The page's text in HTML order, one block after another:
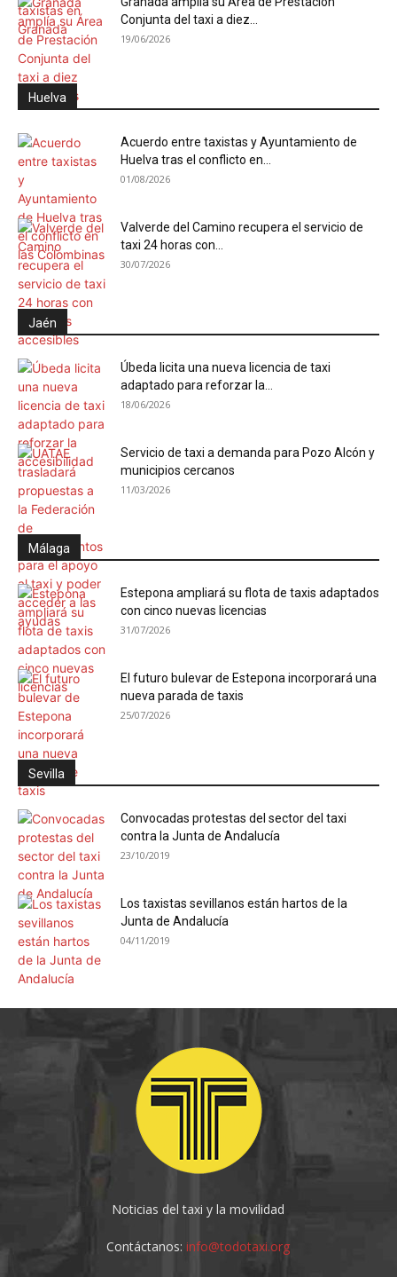
Conjunta del taxi a diez...
19/06/2026
Huelva
Acuerdo entre taxistas y Ayuntamiento de
Huelva tras el conflicto en...
01/08/2026
Valverde del Camino recupera el servicio de
taxi 24 horas con...
30/07/2026
Jaén
Úbeda licita una nueva licencia de taxi
adaptado para reforzar la...
18/06/2026
Servicio de taxi a demanda para Pozo Alcón y
municipios cercanos
11/03/2026
Málaga
Estepona ampliará su flota de taxis adaptados
con cinco nuevas licencias
31/07/2026
El futuro bulevar de Estepona incorporará una
nueva parada de taxis
25/07/2026
Sevilla
Convocadas protestas del sector del taxi
contra la Junta de Andalucía
23/10/2019
Los taxistas sevillanos están hartos de la
Junta de Andalucía
04/11/2019
Noticias del taxi y la movilidad
Contáctanos:info@todotaxi.org